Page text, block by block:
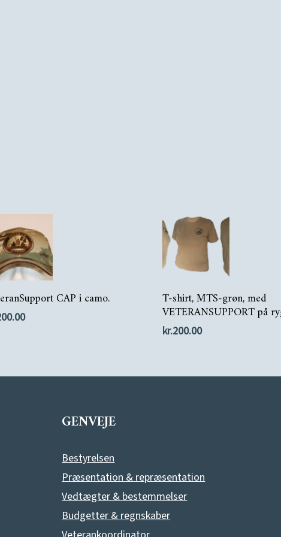
Tilføj Til Kurv
CAP i camo. Vælg Muligheder
vare
har
T-shirt, MTS-grøn, med
VETERANSUPPORT på
kr.200.00
GENVEJE
Bestyrelsen
Præsentation & repræsentation
Vedtægter & bestemmelser
Budgetter & regnskaber